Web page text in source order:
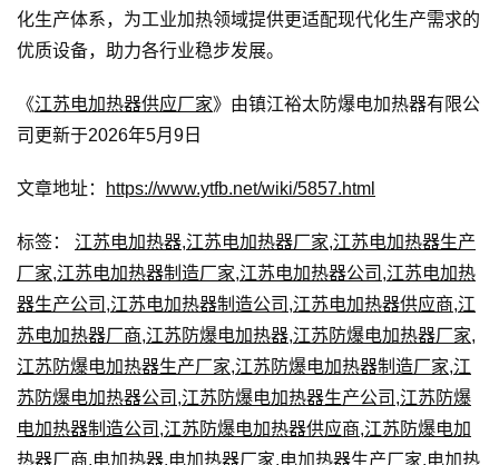
化生产体系，为工业加热领域提供更适配现代化生产需求的
优质设备，助力各行业稳步发展。
《江苏电加热器供应厂家》由镇江裕太防爆电加热器有限公
司更新于2026年5月9日
文章地址： https://www.ytfb.net/wiki/5857.html
标签： 江苏电加热器,江苏电加热器厂家,江苏电加热器生产
厂家,江苏电加热器制造厂家,江苏电加热器公司 ,江苏电加热
器生产公司 ,江苏电加热器制造公司 ,江苏电加热器供应商,江
苏电加热器厂商,江苏防爆电加热器,江苏防爆电加热器厂家,
江苏防爆电加热器生产厂家,江苏防爆电加热器制造厂家,江
苏防爆电加热器公司 ,江苏防爆电加热器生产公司 ,江苏防爆
电加热器制造公司 ,江苏防爆电加热器供应商,江苏防爆电加
热器厂商,电加热器,电加热器厂家,电加热器生产厂家,电加热